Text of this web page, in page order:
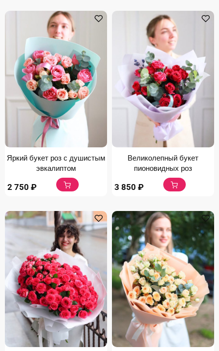
Яркий букет роз с душистым
эвкалиптом
2 750 ₽
Великолепный букет
пионовидных роз
3 850 ₽